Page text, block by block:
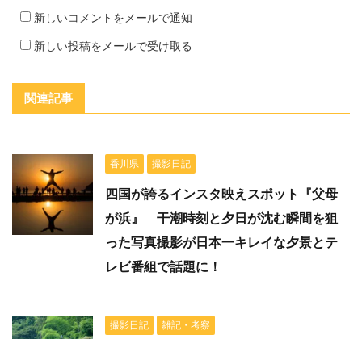
新しいコメントをメールで通知
新しい投稿をメールで受け取る
関連記事
香川県 撮影日記
四国が誇るインスタ映えスポット『父母
が浜』 干潮時刻と夕日が沈む瞬間を狙
った写真撮影が日本一キレイな夕景とテ
レビ番組で話題に！
撮影日記 雑記・考察